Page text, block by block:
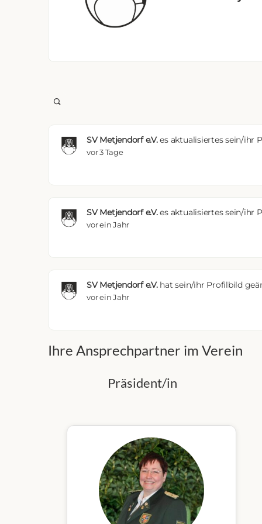
Open
SV Metjendorf e.V.es aktualisiertes sein/ihr
vor 3 Tage
SV Metjendorf e.V.es aktualisiertes sein/ihr
vor ein Jahr
SV Metjendorf e.V.hat sein/ihr Profilbild
vor ein Jahr
Ihre Ansprechpartner im Verein
Präsident/in